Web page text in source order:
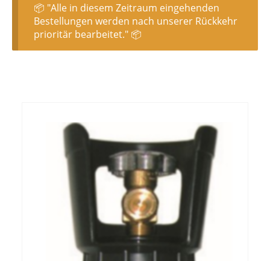
📦 "Alle in diesem Zeitraum eingehenden
Bestellungen werden nach unserer Rückkehr
prioritär bearbeitet." 📦